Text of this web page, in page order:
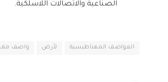
الصناعية والاتصالات اللاسلكية.
العواصف المغناطيسية لأرض واصف